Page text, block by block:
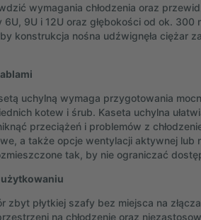
wymagania chłodzenia oraz
9U i 12U oraz głębokości od ok.
konstrukcja nośna udźwignęła ciężar
uchylną wymaga przygotowania
kotew i śrub. Kaseta uchylna
przeciążeń i problemów z
a także opcje wentylacji aktywnej lub
tak, by nie ograniczać
użytkowaniu
zbyt płytkiej szafy bez miejsca na
na chłodzenie oraz